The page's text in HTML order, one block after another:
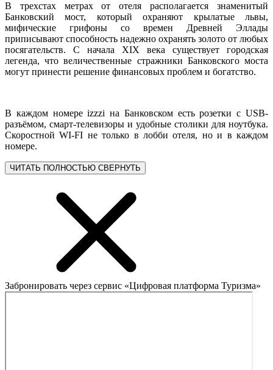
В трехстах метрах от отеля располагается знаменитый
Банковский мост, который охраняют крылатые львы,
мифические грифоны со времен Древней Эллады
приписывают способность надежно охранять золото от любых
посягательств. С начала XIX века существует городская
легенда, что величественные стражники Банковского моста
могут принести решение финансовых проблем и богатство.
В каждом номере izzzi на Банковском есть розетки с USB-
разъёмом, смарт-телевизоры и удобные столики для ноутбука.
Скоростной WI-FI не только в лобби отеля, но и в каждом
номере.
ЧИТАТЬ ПОЛНОСТЬЮ СВЕРНУТЬ
Забронировать через сервис «Цифровая платформа Туризма»